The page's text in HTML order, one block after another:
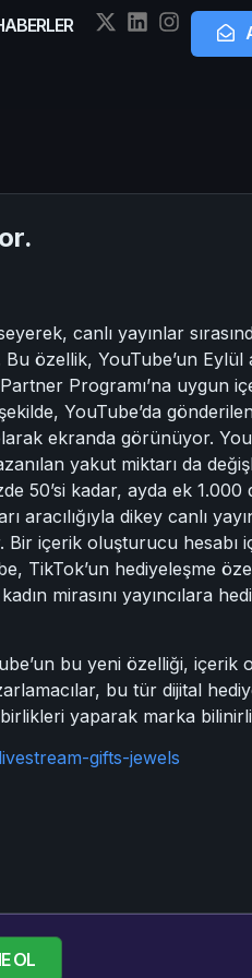
canlı yayınlar
özellik, YouTube’un
Programı’na uygun
YouTube’da
ekranda görünüyor.
yakut miktarı da
50’si kadar, ayda ek
aracılığıyla dikey canlı
içerik oluşturucu hesabı
TikTok’un hediyeleşme
mirasını yayıncılara
bu yeni özelliği, içerik
bu tür dijital
yaparak marka
gifts-jewels
OL